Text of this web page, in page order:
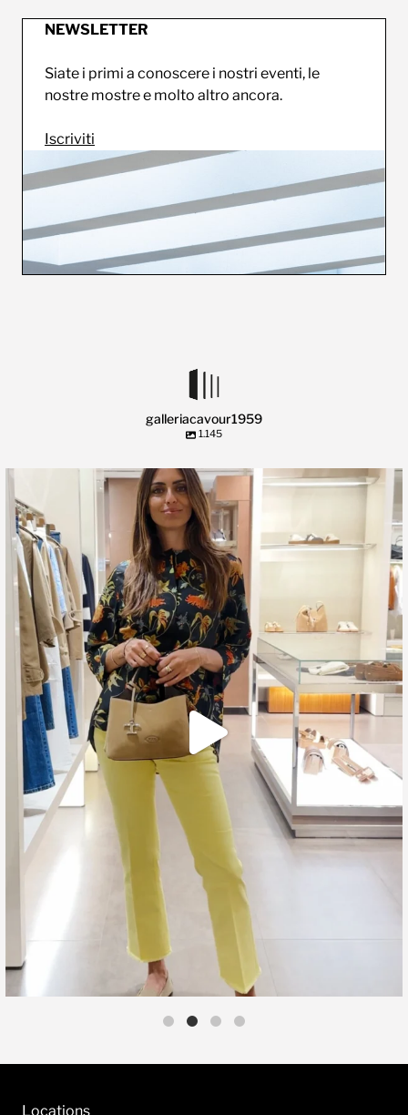
NEWSLETTER
Siate i primi a conoscere i nostri eventi, le
nostre mostre e molto altro ancora.
Iscriviti
galleriacavour1959
1.145
🍃 Entriamo da Dev in @galleriacavour1959 a...
39 2
Locations